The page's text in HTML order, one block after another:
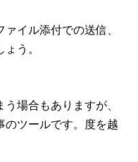
イル添付での送信、
う。
場合もありますが、
のツールです。度を越